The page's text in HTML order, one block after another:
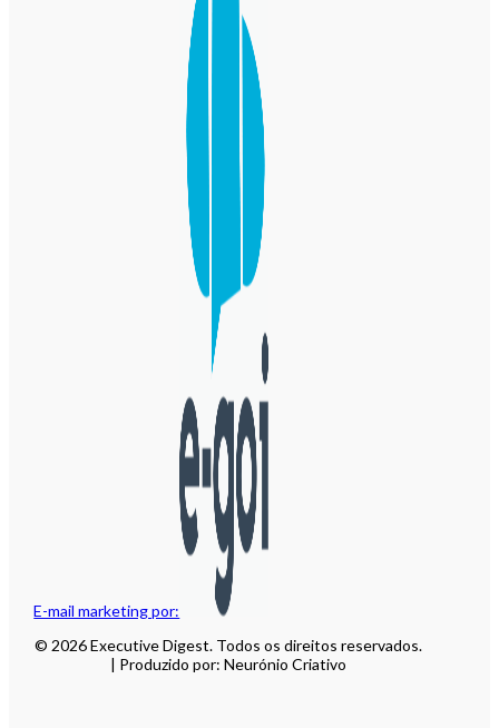
E-mail marketing por:
© 2026 Executive Digest. Todos os direitos reservados.
| Produzido por: Neurónio Criativo